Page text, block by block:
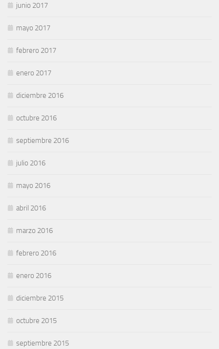
junio 2017
mayo 2017
febrero 2017
enero 2017
diciembre 2016
octubre 2016
septiembre 2016
julio 2016
mayo 2016
abril 2016
marzo 2016
febrero 2016
enero 2016
diciembre 2015
octubre 2015
septiembre 2015